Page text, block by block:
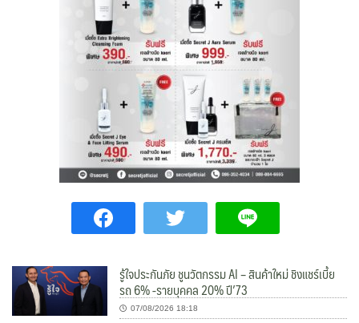
รู้ใจประกันภัย ชูนวัตกรรม AI – สินค้าใหม่ ชิงแชร์เบี้ย
รถ 6% -รายบุคคล 20% ปี’73
07/08/2026 18:18